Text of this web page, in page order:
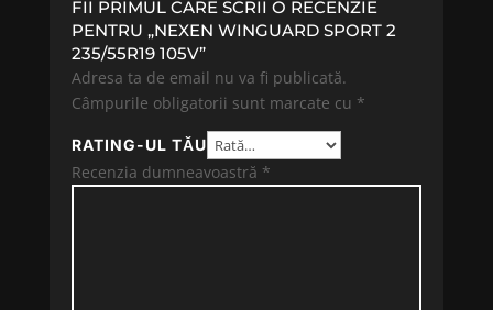
FII PRIMUL CARE SCRII O RECENZIE
PENTRU „NEXEN WINGUARD SPORT 2
235/55R19 105V”
Adresa ta de email nu va fi publicată.
Câmpurile obligatorii sunt marcate cu *
RATING-UL TĂU
Recenzia dumneavoastră *